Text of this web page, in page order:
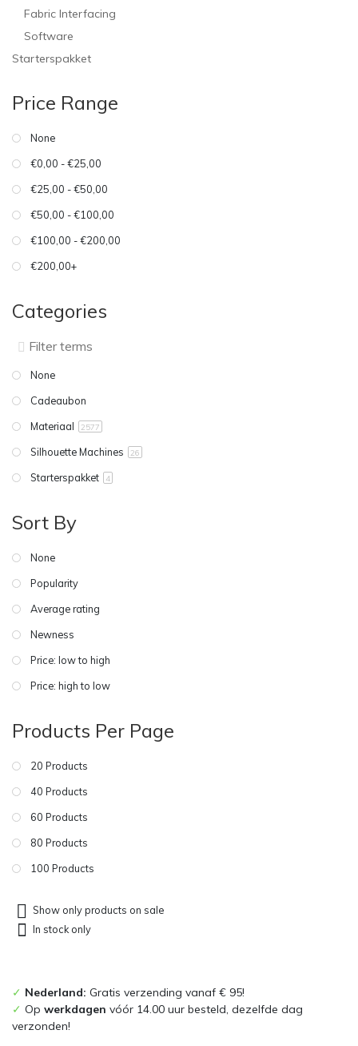
Fabric Interfacing
Software
Starterspakket
Price Range
None
€0,00 - €25,00
€25,00 - €50,00
€50,00 - €100,00
€100,00 - €200,00
€200,00+
Categories
None
Cadeaubon
Materiaal
2577
Silhouette Machines 26
Starterspakket 4
Sort By
None
Popularity
Average rating
Newness
Price: low to high
Price: high to low
Products Per Page
20 Products
40 Products
60 Products
80 Products
100 Products
Show only products on sale
In stock only
✓ Nederland: Gratis verzending vanaf € 95!
✓ Op werkdagen vóór 14.00 uur besteld, dezelfde dag
verzonden!